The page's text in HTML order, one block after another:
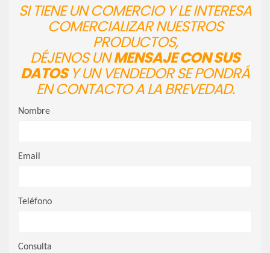
SI TIENE UN COMERCIO Y LE INTERESA
COMERCIALIZAR NUESTROS
PRODUCTOS,
DÉJENOS UNMENSAJE CON SUS
DATOSY UN VENDEDOR SE PONDRÁ
EN CONTACTO A LA BREVEDAD.
Nombre
Email
Teléfono
Consulta